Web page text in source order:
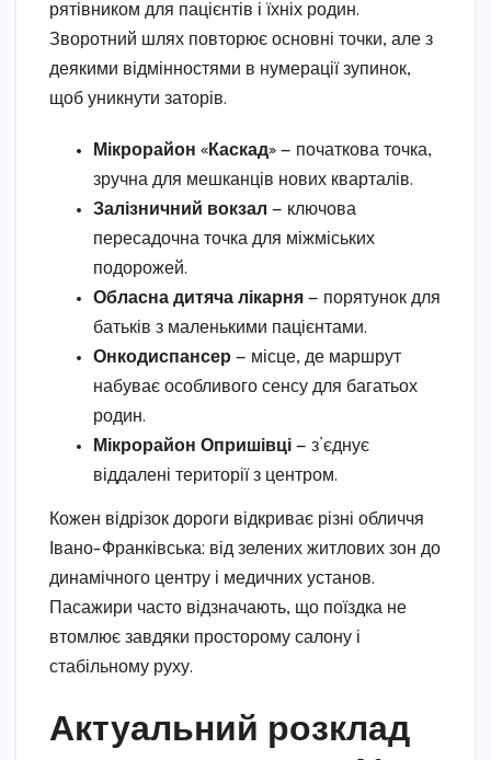
рятівником для пацієнтів і їхніх родин.
Зворотний шлях повторює основні точки, але з
деякими відмінностями в нумерації зупинок,
щоб уникнути заторів.
Мікрорайон «Каскад» — початкова точка,
зручна для мешканців нових кварталів.
Залізничний вокзал — ключова
пересадочна точка для міжміських
подорожей.
Обласна дитяча лікарня — порятунок для
батьків з маленькими пацієнтами.
Онкодиспансер — місце, де маршрут
набуває особливого сенсу для багатьох
родин.
Мікрорайон Опришівці — з’єднує
віддалені території з центром.
Кожен відрізок дороги відкриває різні обличчя
Івано-Франківська: від зелених житлових зон до
динамічного центру і медичних установ.
Пасажири часто відзначають, що поїздка не
втомлює завдяки просторому салону і
стабільному руху.
Актуальний розклад